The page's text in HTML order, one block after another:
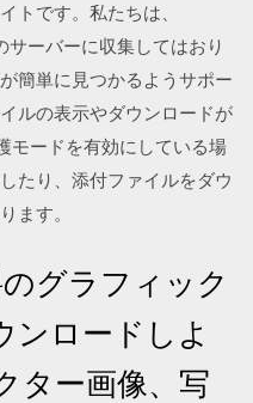
トです。私たちは、
ーバーに収集してはおり
簡単に見つかるようサポー
ルの表示やダウンロードが
モードを有効にしている場
たり、添付ファイルをダウ
ます。
グラフィック
ンロードしよ
ター画像、写